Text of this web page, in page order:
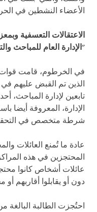
الأعضاء النشطين في
الاعتقالات التعسفية
"الإدارة العام للمباحث
في الخرطوم، قامت قوات
الذين تم القبض عليهم
تابعين لإدارة المباحث،
الإدارة، المعروفة أيضا
شرطة متخصص في
عادة ما تُمنع العائلات
المحتجزين في هذه
عائلات أشخاص كانوا
دون أو يقابلوا أقاربهم أو